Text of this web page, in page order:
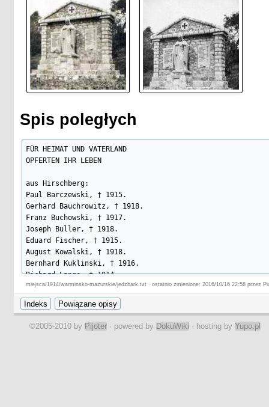
Spis poległych
FÜR HEIMAT UND VATERLAND
OPFERTEN IHR LEBEN
aus Hirschberg:
Paul Barczewski, † 1915.
Gerhard Bauchrowitz, † 1918.
Franz Buchowski, † 1917.
Joseph Buller, † 1918.
Eduard Fischer, † 1915.
August Kowalski, † 1918.
Bernhard Kuklinski, † 1916.
Richard Lange, † 1914.
Franz Michasch, † 1914.
August Prahl, † 1916.
Johann Pionczewski, † 1916.
Joseph Sadrina, † 1915.
Jacob Schiwan, † 1915.
miejsca/1914/warminsko-mazurskie/jedzbark.txt · ostatnio zmienione: 2016/10/16 22:58 przez
©2005-2010 by Pijoter · powered by DokuWiki · hosting by Yupo.pl